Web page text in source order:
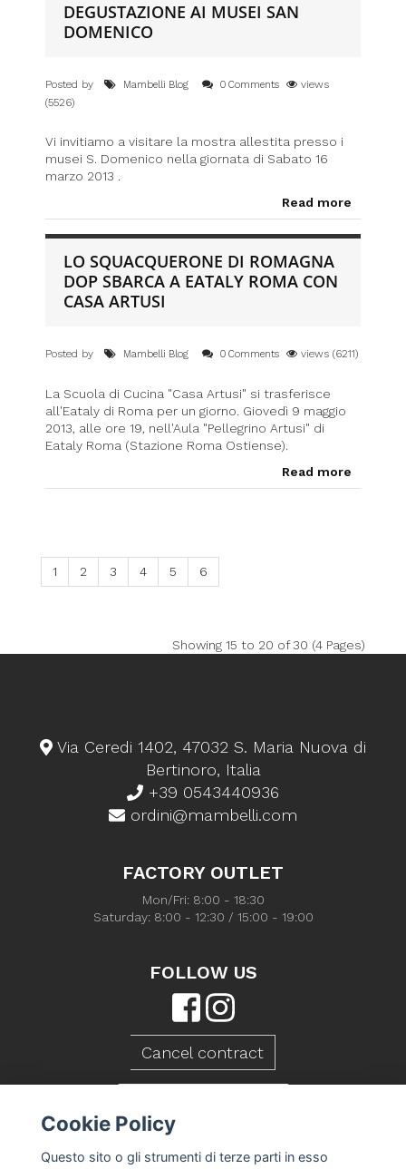
DEGUSTAZIONE AI MUSEI SAN
DOMENICO
Posted by Mambelli Blog 0 Comments
views
(5526)
Vi invitiamo a visitare la mostra allestita presso i
musei S. Domenico nella giornata di Sabato 16
marzo 2013 .
Read more
LO SQUACQUERONE DI ROMAGNA
DOP SBARCA A EATALY ROMA CON
CASA ARTUSI
Posted by Mambelli Blog 0 Comments views (6211)
La Scuola di Cucina "Casa Artusi" si trasferisce
all'Eataly di Roma per un giorno. Giovedì 9 maggio
2013, alle ore 19, nell'Aula "Pellegrino Artusi" di
Eataly Roma (Stazione Roma Ostiense).
Read more
1 2 3 4 5 6
Showing 15 to 20 of 30 (4 Pages)
Via Ceredi 1402, 47032 S. Maria Nuova di
Bertinoro, Italia
+39 0543440936
ordini@mambelli.com
FACTORY OUTLET
Mon/Fri: 8:00 - 18:30
Saturday: 8:00 - 12:30 / 15:00 - 19:00
FOLLOW US
Cancel contract
Cookie Policy
Questo sito o gli strumenti di terze parti in esso